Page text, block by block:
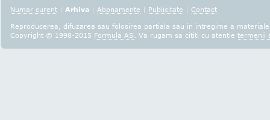
Numar curent | Arhiva | Abonamente | Publicitate | Contact
Reproducerea, difuzarea sau folosirea partiala sau in intregime a
Copyright © 1998-2015 Formula AS. Va rugam sa cititi cu atentie termenii